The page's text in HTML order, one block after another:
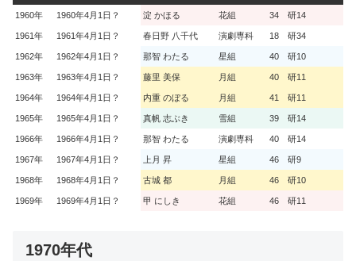
1960年 1960年4月1日？ 淀 かほる 花組 34 研14
1961年 1961年4月1日？ 春日野 八千代 演劇専科 18 研34
1962年 1962年4月1日？ 那智 わたる 星組 40 研10
1963年 1963年4月1日？ 藤里 美保 月組 40 研11
1964年 1964年4月1日？ 内重 のぼる 月組 41 研11
1965年 1965年4月1日？ 真帆 志ぶき 雪組 39 研14
1966年 1966年4月1日？ 那智 わたる 演劇専科 40 研14
1967年 1967年4月1日？ 上月 昇 星組 46 研9
1968年 1968年4月1日？ 古城 都 月組 46 研10
1969年 1969年4月1日？ 甲 にしき 花組 46 研11
1970年代